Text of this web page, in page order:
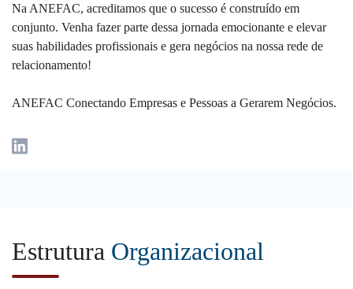
Na ANEFAC, acreditamos que o sucesso é construído em
conjunto. Venha fazer parte dessa jornada emocionante e elevar
suas habilidades profissionais e gera negócios na nossa rede de
relacionamento!
ANEFAC Conectando Empresas e Pessoas a Gerarem Negócios.
Estrutura Organizacional